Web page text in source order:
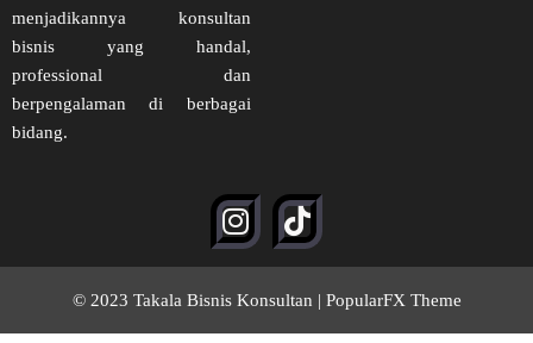
menjadikannya konsultan
bisnis yang handal,
professional dan
berpengalaman di berbagai
bidang.
© 2023 Takala Bisnis Konsultan | PopularFX Theme